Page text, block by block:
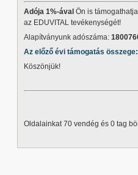
Adója 1%-ával Ön is támogathatja
az EDUVITAL tevékenységét!
Alapítványunk adószáma:
Az előző évi támogatás
Köszönjük!
Oldalainkat 70 vendég és 0 tag